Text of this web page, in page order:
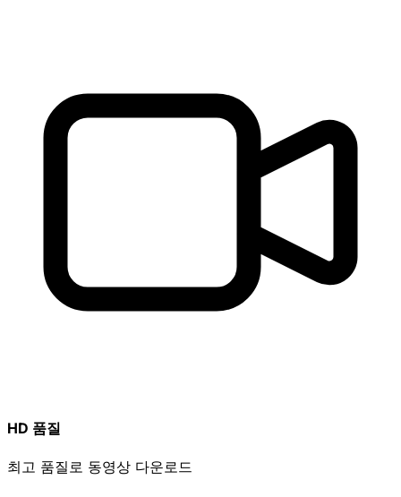
HD 품질
최고 품질로 동영상 다운로드